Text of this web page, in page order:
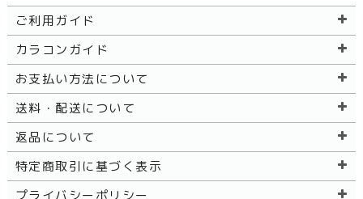
ご利用ガイド
カラコンガイド
お支払い方法について
送料・配送について
返品について
特定商取引に基づく表示
プライバシーポリシー